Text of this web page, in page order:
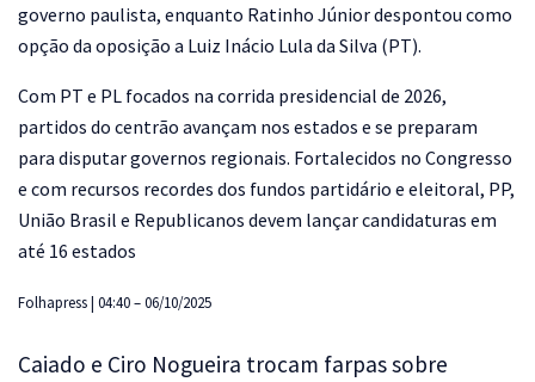
governo paulista, enquanto Ratinho Júnior despontou como
opção da oposição a Luiz Inácio Lula da Silva (PT).
Com PT e PL focados na corrida presidencial de 2026,
partidos do centrão avançam nos estados e se preparam
para disputar governos regionais. Fortalecidos no Congresso
e com recursos recordes dos fundos partidário e eleitoral, PP,
União Brasil e Republicanos devem lançar candidaturas em
até 16 estados
Folhapress | 04:40 – 06/10/2025
Caiado e Ciro Nogueira trocam farpas sobre